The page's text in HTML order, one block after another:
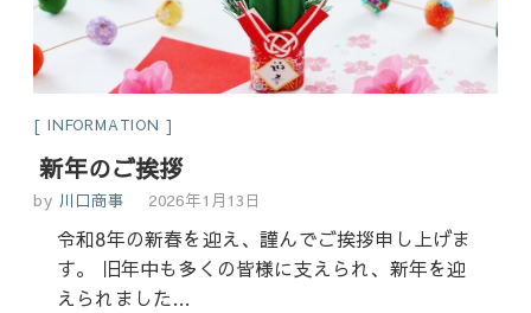
INFORMATION
新年のご挨拶
by 川口商事 2026年1月13日
令和8年の新春を迎え、謹んでご挨拶申し上げま
す。 旧年中も多くの皆様に支えられ、新年を迎
えられました…